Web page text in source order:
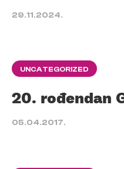
29.11.2024.
UNCATEGORIZED
20. rođendan
05.04.2017.